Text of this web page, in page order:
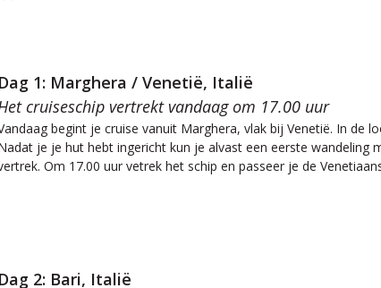
Dag 1: Marghera / Venetië, Italië
cruiseschip vertrekt vandaag om 17.00 uur
begint je cruise vanuit Marghera, vlak bij Venetië. In
je je hut hebt ingericht kun je alvast een eerste
Om 17.00 uur vetrek het schip en passeer je de
Dag 2: Bari, Italië